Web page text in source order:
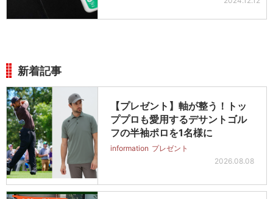
新着記事
【プレゼント】軸が整う！トッ
ププロも愛用するデサントゴル
フの半袖ポロを1名様に
information プレゼント
2026.08.08